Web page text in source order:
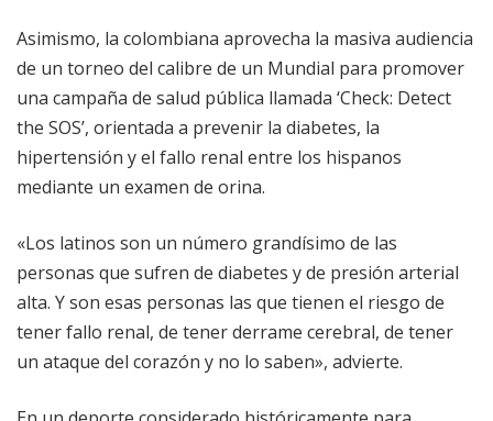
Asimismo, la colombiana aprovecha la masiva audiencia
de un torneo del calibre de un Mundial para promover
una campaña de salud pública llamada ‘Check: Detect
the SOS’, orientada a prevenir la diabetes, la
hipertensión y el fallo renal entre los hispanos
mediante un examen de orina.
«Los latinos son un número grandísimo de las
personas que sufren de diabetes y de presión arterial
alta. Y son esas personas las que tienen el riesgo de
tener fallo renal, de tener derrame cerebral, de tener
un ataque del corazón y no lo saben», advierte.